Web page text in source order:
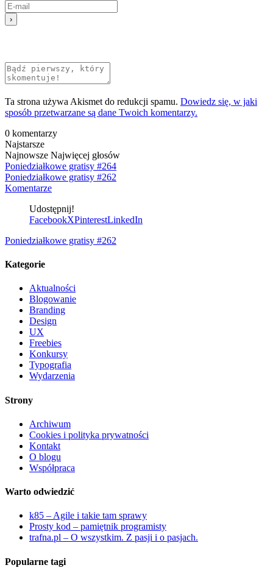
Ta strona używa Akismet do redukcji spamu. Dowiedz się, w jaki
sposób przetwarzane są dane Twoich komentarzy.
0 komentarzy
Najstarsze
Najnowsze Najwięcej głosów
Poniedziałkowe gratisy #264
Poniedziałkowe gratisy #262
Komentarze
Udostępnij!
FacebookXPinterestLinkedIn
Poniedziałkowe gratisy #262
Kategorie
Aktualności
Blogowanie
Branding
Design
UX
Freebies
Konkursy
Typografia
Wydarzenia
Strony
Archiwum
Cookies i polityka prywatności
Kontakt
O blogu
Współpraca
Warto odwiedzić
k85 – Agile i takie tam sprawy
Prosty kod – pamiętnik programisty
trafna.pl – O wszystkim. Z pasji i o pasjach.
Popularne tagi